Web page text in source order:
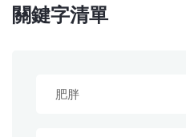
關鍵字清單
肥胖